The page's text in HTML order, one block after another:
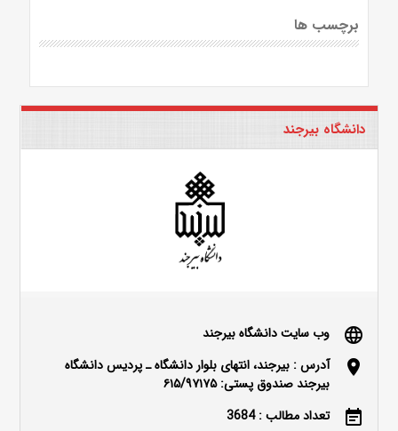
برچسب ها
دانشگاه بیرجند
language وب سایت دانشگاه بیرجند
location_on
آدرس : بیرجند، انتهای بلوار دانشگاه ـ پردیس دانشگاه
بیرجند صندوق پستی: ۶۱۵/۹۷۱۷۵
event_note تعداد مطالب : 3684